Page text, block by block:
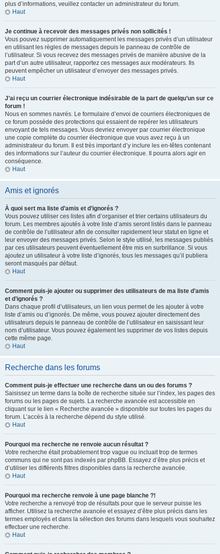
plus d’informations, veuillez contacter un administrateur du forum.
Haut
Je continue à recevoir des messages privés non sollicités !
Vous pouvez supprimer automatiquement les messages privés d’un utilisateur
en utilisant les règles de messages depuis le panneau de contrôle de
l’utilisateur. Si vous recevez des messages privés de manière abusive de la
part d’un autre utilisateur, rapportez ces messages aux modérateurs. Ils
peuvent empêcher un utilisateur d’envoyer des messages privés.
Haut
J’ai reçu un courrier électronique indésirable de la part de quelqu’un sur ce
forum !
Nous en sommes navrés. Le formulaire d’envoi de courriers électroniques de
ce forum possède des protections qui essaient de repérer les utilisateurs
envoyant de tels messages. Vous devriez envoyer par courrier électronique
une copie complète du courrier électronique que vous avez reçu à un
administrateur du forum. Il est très important d’y inclure les en-têtes contenant
des informations sur l’auteur du courrier électronique. Il pourra alors agir en
conséquence.
Haut
Amis et ignorés
À quoi sert ma liste d’amis et d’ignorés ?
Vous pouvez utiliser ces listes afin d’organiser et trier certains utilisateurs du
forum. Les membres ajoutés à votre liste d’amis seront listés dans le panneau
de contrôle de l’utilisateur afin de consulter rapidement leur statut en ligne et
leur envoyer des messages privés. Selon le style utilisé, les messages publiés
par ces utilisateurs peuvent éventuellement être mis en surbrillance. Si vous
ajoutez un utilisateur à votre liste d’ignorés, tous les messages qu’il publiera
seront masqués par défaut.
Haut
Comment puis-je ajouter ou supprimer des utilisateurs de ma liste d’amis
et d’ignorés ?
Dans chaque profil d’utilisateurs, un lien vous permet de les ajouter à votre
liste d’amis ou d’ignorés. De même, vous pouvez ajouter directement des
utilisateurs depuis le panneau de contrôle de l’utilisateur en saisissant leur
nom d’utilisateur. Vous pouvez également les supprimer de vos listes depuis
cette même page.
Haut
Recherche dans les forums
Comment puis-je effectuer une recherche dans un ou des forums ?
Saisissez un terme dans la boîte de recherche située sur l’index, les pages des
forums ou les pages de sujets. La recherche avancée est accessible en
cliquant sur le lien « Recherche avancée » disponible sur toutes les pages du
forum. L’accès à la recherche dépend du style utilisé.
Haut
Pourquoi ma recherche ne renvoie aucun résultat ?
Votre recherche était probablement trop vague ou incluait trop de termes
communs qui ne sont pas indexés par phpBB. Essayez d’être plus précis et
d’utiliser les différents filtres disponibles dans la recherche avancée.
Haut
Pourquoi ma recherche renvoie à une page blanche ?!
Votre recherche a renvoyé trop de résultats pour que le serveur puisse les
afficher. Utilisez la recherche avancée et essayez d’être plus précis dans les
termes employés et dans la sélection des forums dans lesquels vous souhaitez
effectuer une recherche.
Haut